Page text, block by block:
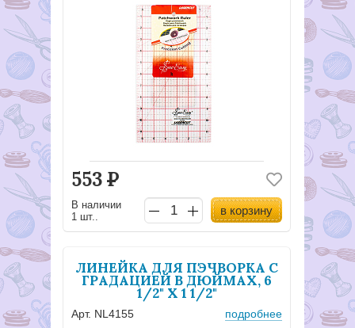
553Р
В наличии
1 шт..
в корзину
ЛИНЕЙКА ДЛЯ ПЭЧВОРКА С
ГРАДАЦИЕЙ В ДЮЙМАХ, 6
1/2" X 1 1/2"
Арт. NL4155 подробнее